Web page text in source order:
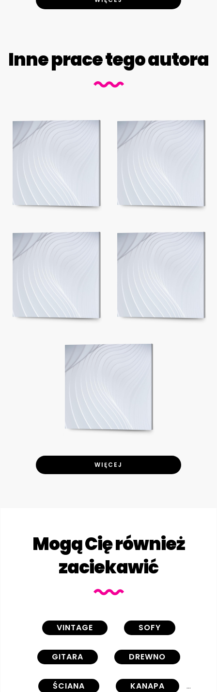
Inne prace tego autora
WIĘCEJ
Mogą Cię również
zaciekawić
VINTAGE SOFY
GITARA DREWNO
ŚCIANA KANAPA